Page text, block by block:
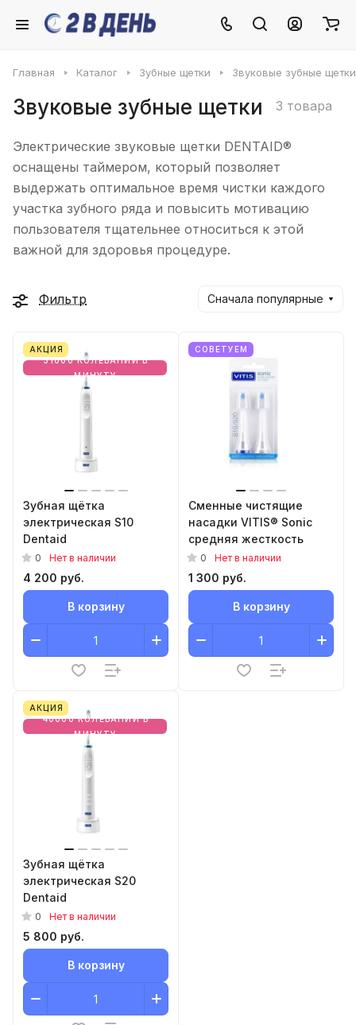
Главная Каталог Зубные щетки Звуковые зубные щетки
Звуковые зубные щетки 3 товара
Электрические звуковые щетки DENTAID®
оснащены таймером, который позволяет
выдержать оптимальное время чистки каждого
участка зубного ряда и повысить мотивацию
пользователя тщательнее относиться к этой
важной для здоровья процедуре.
Фильтр Сначала популярные
АКЦИЯ
31000 КОЛЕБАНИЙ В
МИНУТУ
Зубная щётка
электрическая S10
Dentaid
0 Нет в наличии
4 200 руб.
В корзину
СОВЕТУЕМ
Сменные чистящие
насадки VITIS® Sonic
средняя жесткость
0 Нет в наличии
1 300 руб.
В корзину
АКЦИЯ
40000 КОЛЕБАНИЙ В
МИНУТУ
Зубная щётка
электрическая S20
Dentaid
0 Нет в наличии
5 800 руб.
В корзину